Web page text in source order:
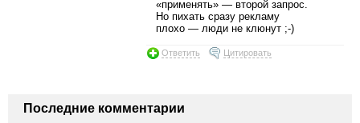
«применять» — второй запрос.
Но пихать сразу рекламу
плохо — люди не клюнут ;-)
Ответить Цитировать
Последние комментарии